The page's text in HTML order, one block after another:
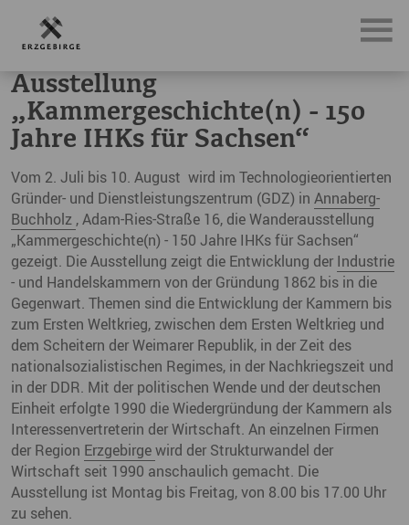
News, Neuigkeiten & Nachrichten aus dem Erzgebirge
Ausstellung
„Kammergeschichte(n) - 150
Jahre IHKs für Sachsen“
Vom 2. Juli bis 10. August wird im Technologieorientierten
Gründer- und Dienstleistungszentrum (GDZ) in Annaberg-
Buchholz , Adam-Ries-Straße 16, die Wanderausstellung
„Kammergeschichte(n) - 150 Jahre IHKs für Sachsen“
gezeigt. Die Ausstellung zeigt die Entwicklung der Industrie
- und Handelskammern von der Gründung 1862 bis in die
Gegenwart. Themen sind die Entwicklung der Kammern bis
zum Ersten Weltkrieg, zwischen dem Ersten Weltkrieg und
dem Scheitern der Weimarer Republik, in der Zeit des
nationalsozialistischen Regimes, in der Nachkriegszeit und
in der DDR. Mit der politischen Wende und der deutschen
Einheit erfolgte 1990 die Wiedergründung der Kammern als
Interessenvertreterin der Wirtschaft. An einzelnen Firmen
der Region Erzgebirgewird der Strukturwandel der
Wirtschaft seit 1990 anschaulich gemacht. Die
Ausstellung ist Montag bis Freitag, von 8.00 bis 17.00 Uhr
zu sehen.